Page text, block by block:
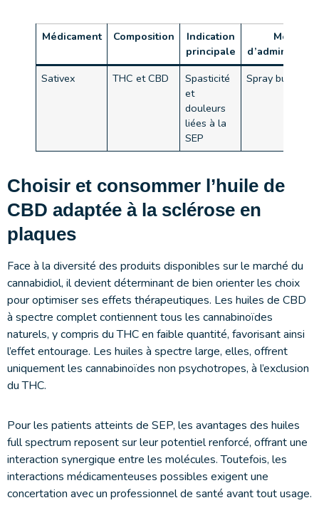
Médicament Composition
Indication
principale
Mode
Sativex
THC et CBD
Spasticité
et
douleurs
liées à la
SEP
Spray buccal
Choisir et consommer l’huile de
CBD adaptée à la sclérose en
plaques
Face à la diversité des produits disponibles sur le marché du
cannabidiol, il devient déterminant de bien orienter les choix
pour optimiser ses effets thérapeutiques. Les huiles de CBD
à spectre complet contiennent tous les cannabinoïdes
naturels, y compris du THC en faible quantité, favorisant ainsi
l’effet entourage. Les huiles à spectre large, elles, offrent
uniquement les cannabinoïdes non psychotropes, à l’exclusion
du THC.
Pour les patients atteints de SEP, les avantages des huiles
full spectrum reposent sur leur potentiel renforcé, offrant une
interaction synergique entre les molécules. Toutefois, les
interactions médicamenteuses possibles exigent une
concertation avec un professionnel de santé avant tout usage.